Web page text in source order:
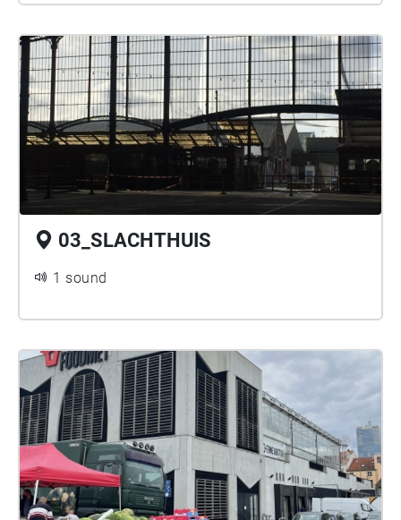
03_SLACHTHUIS
1 sound